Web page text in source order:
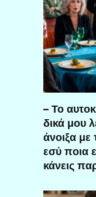
– Το
δικά μου
άνοιξα με
εσύ ποια
κάνεις